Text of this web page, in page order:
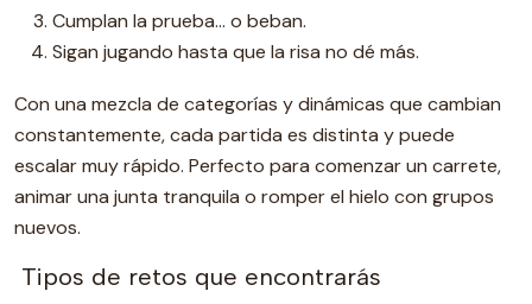
Cumplan la prueba… o beban.
Sigan jugando hasta que la risa no dé más.
Con una mezcla de categorías y dinámicas que cambian
constantemente, cada partida es distinta y puede
escalar muy rápido. Perfecto para comenzar un carrete,
animar una junta tranquila o romper el hielo con grupos
nuevos.
Tipos de retos que encontrarás